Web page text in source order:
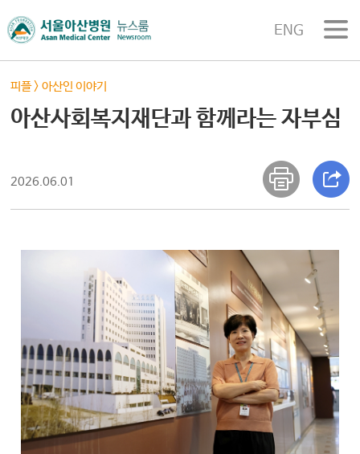
ENG
피플>아산인 이야기
아산사회복지재단과 함께라는 자부심
2026.06.01